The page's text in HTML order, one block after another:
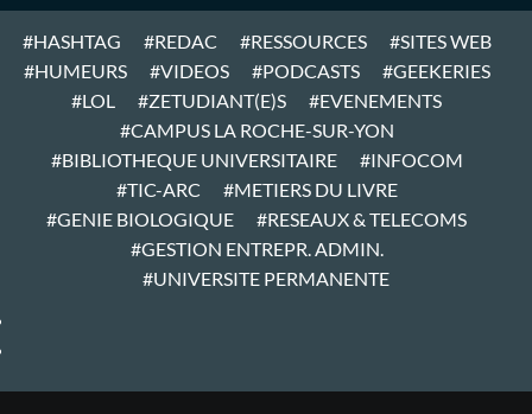
#HASHTAG #REDAC #RESSOURCES
#SITES WEB
#HUMEURS
#VIDEOS #PODCASTS
#GEEKERIES
#LOL
#ZETUDIANT(E)S
#EVENEMENTS
#CAMPUS LA ROCHE-SUR-YON
#BIBLIOTHEQUE UNIVERSITAIRE
#INFOCOM
#TIC-ARC
#METIERS DU LIVRE
#GENIE BIOLOGIQUE
#RESEAUX & TELECOMS
#GESTION ENTREPR. ADMIN.
#UNIVERSITE PERMANENTE